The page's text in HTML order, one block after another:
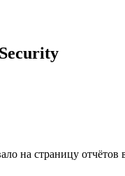
на страницу